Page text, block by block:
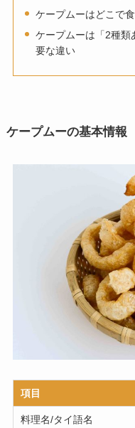
ケープムーはどこで
ケープムーは「2種類
要な違い
ケープムーの基本情報
項目
料理名/タイ語名